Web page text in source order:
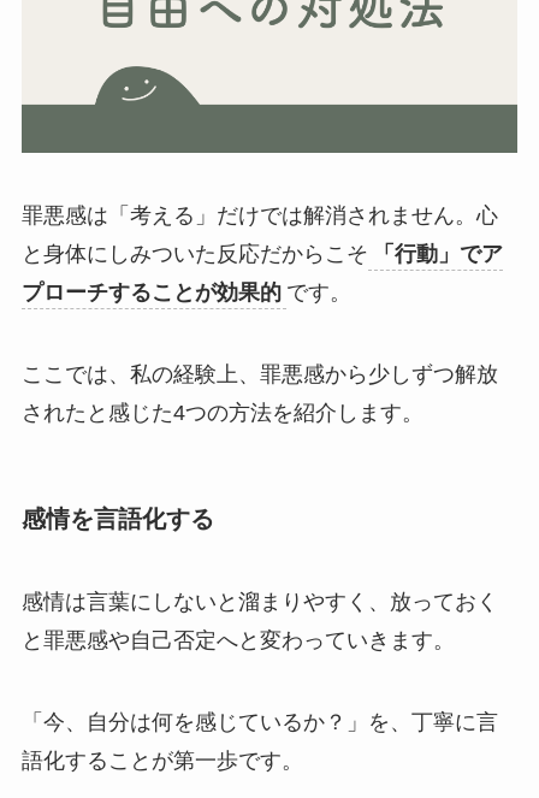
罪悪感は「考える」だけでは解消されません。心
と身体にしみついた反応だからこそ
「行動」でア
プローチすることが効果的 です。
ここでは、私の経験上、罪悪感から少しずつ解放
されたと感じた4つの方法を紹介します。
感情を言語化する
感情は言葉にしないと溜まりやすく、放っておく
と罪悪感や自己否定へと変わっていきます。
「今、自分は何を感じているか？」を、丁寧に言
語化することが第一歩です。